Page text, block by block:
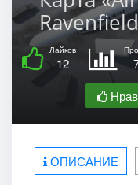
Лайков
12
ОПИСАНИЕ